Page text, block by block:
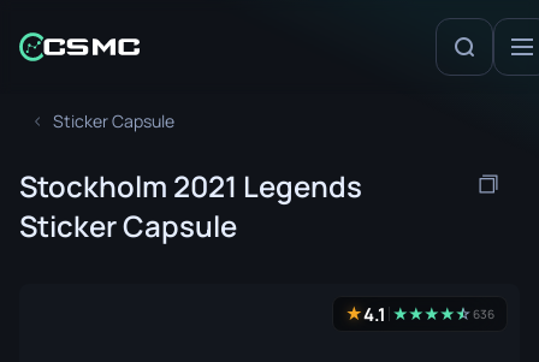
Sticker Capsule
Stockholm 2021 Legends
Sticker Capsule
★4.1 ★★★★★
☆636